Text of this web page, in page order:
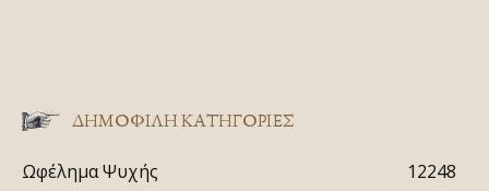
ΔΗΜΟΦΙΛΗ ΚΑΤΗΓΟΡΙΕΣ
Ωφέλημα Ψυχής
12248